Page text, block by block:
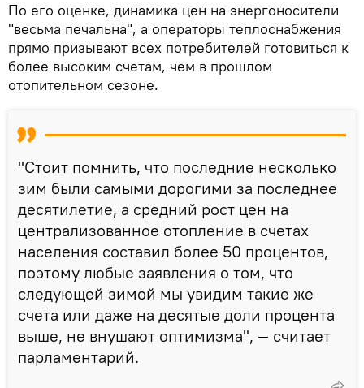
По его оценке, динамика цен на энергоносители
"весьма печальна", а операторы теплоснабжения
прямо призывают всех потребителей готовиться к
более высоким счетам, чем в прошлом
отопительном сезоне.
"Стоит помнить, что последние несколько
зим были самыми дорогими за последнее
десятилетие, а средний рост цен на
централизованное отопление в счетах
населения составил более 50 процентов,
поэтому любые заявления о том, что
следующей зимой мы увидим такие же
счета или даже на десятые доли процента
выше, не внушают оптимизма", — считает
парламентарий.